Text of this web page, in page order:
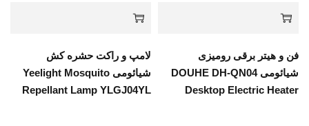
فن و هیتر برقی رومیزی
شیائومی DOUHE DH-QN04
Desktop Electric Heater
لامپ و راکت حشره کش
شیائومی Yeelight Mosquito
Repellant Lamp YLGJ04YL